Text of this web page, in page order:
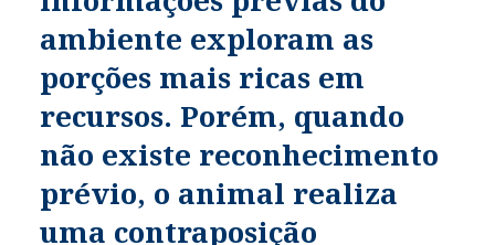
ambiente exploram as
porções mais ricas em
recursos. Porém, quando
não existe reconhecimento
prévio, o animal realiza
uma contraposição